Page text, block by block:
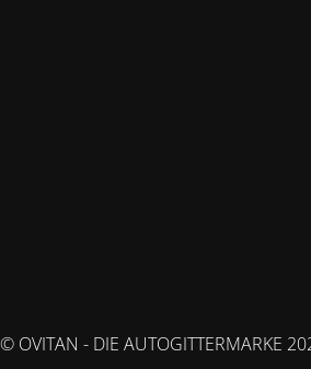
© OVITAN - DIE AUTOGITTERMARKE